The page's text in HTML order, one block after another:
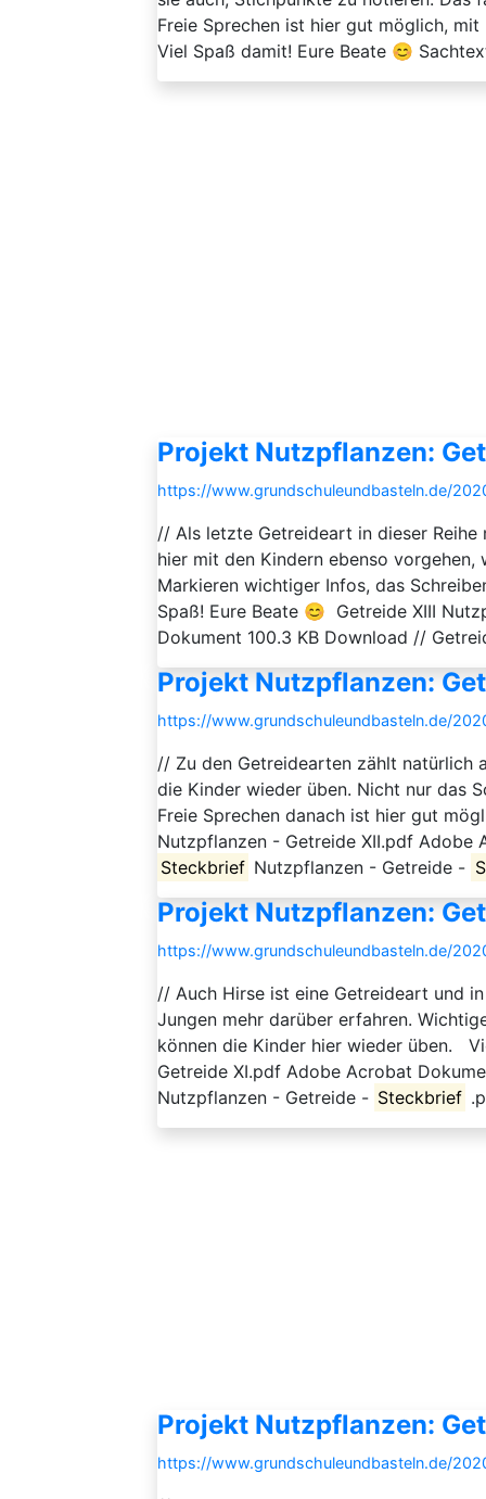
Freie Sprechen ist hier gut möglich,
Viel Spaß damit! Eure Beate 😊
Projekt Nutzpflanzen:
https://www.grundschuleundbasteln.de/
// Als letzte Getreideart in dieser
hier mit den Kindern ebenso
Markieren wichtiger Infos, das
Spaß! Eure Beate 😊 Getreide XIII
Dokument 100.3 KB Download //
Projekt Nutzpflanzen:
https://www.grundschuleundbasteln.de/
// Zu den Getreidearten zählt natürlich
die Kinder wieder üben. Nicht nur das
Freie Sprechen danach ist hier gut
Nutzpflanzen - Getreide XII.pdf Adobe
Steckbrief Nutzpflanzen - Getreide -
Projekt Nutzpflanzen:
https://www.grundschuleundbasteln.de/
// Auch Hirse ist eine Getreideart und
Jungen mehr darüber erfahren.
können die Kinder hier wieder üben.
Getreide XI.pdf Adobe Acrobat
Nutzpflanzen - Getreide - Steckbrief
Projekt Nutzpflanzen:
https://www.grundschuleundbasteln.de/